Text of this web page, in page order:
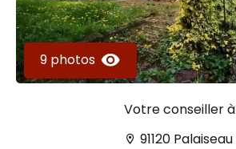
9 photos
Votre conseiller à
91120 Palaiseau